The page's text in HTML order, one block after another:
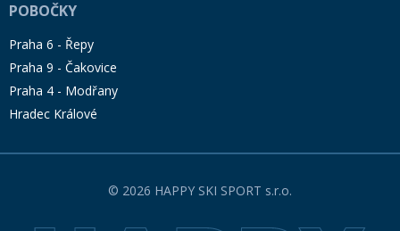
POBOČKY
Praha 6 - Řepy
Praha 9 - Čakovice
Praha 4 - Modřany
Hradec Králové
© 2026 HAPPY SKI SPORT s.r.o.